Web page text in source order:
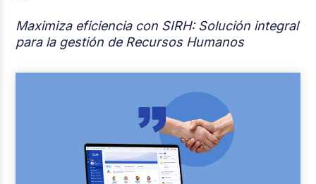
Maximiza eficiencia con SIRH: Solución integral
para la gestión de Recursos Humanos